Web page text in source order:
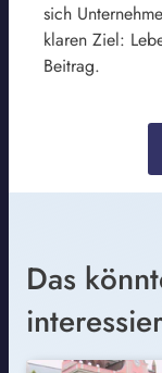
sich
klaren Ziel:
Beitrag.
Das